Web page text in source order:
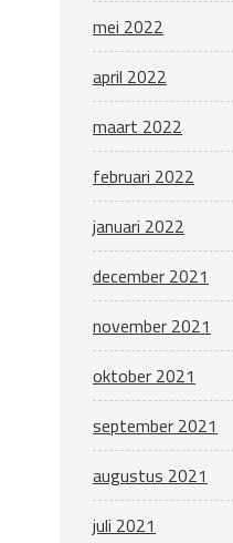
mei 2022
april 2022
maart 2022
februari 2022
januari 2022
december 2021
november 2021
oktober 2021
september 2021
augustus 2021
juli 2021